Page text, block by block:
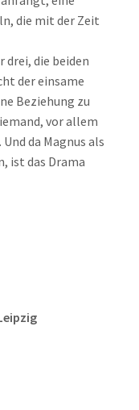
die mit der Zeit
drei, die beiden
der einsame
Beziehung zu
vor allem
da Magnus als
ist das Drama